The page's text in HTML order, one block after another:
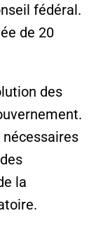
fédéral.
de 20
des
la